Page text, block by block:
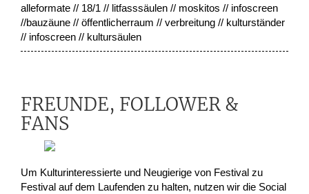
alleformate // 18/1 // litfasssäulen // moskitos // infoscreen
//bauzäune // öffentlicherraum // verbreitung // kulturständer
// infoscreen // kultursäulen
FREUNDE, FOLLOWER &
FANS
Um Kulturinteressierte und Neugierige von Festival zu
Festival auf dem Laufenden zu halten, nutzen wir die Social